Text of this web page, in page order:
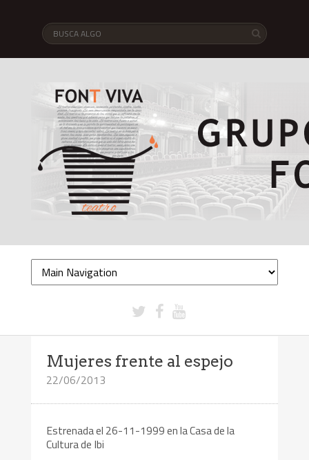
Mujeres frente al espejo
22/06/2013
Estrenada el 26-11-1999 en la Casa de la
Cultura de Ibi